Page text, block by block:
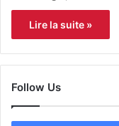
Lire la suite »
Follow Us